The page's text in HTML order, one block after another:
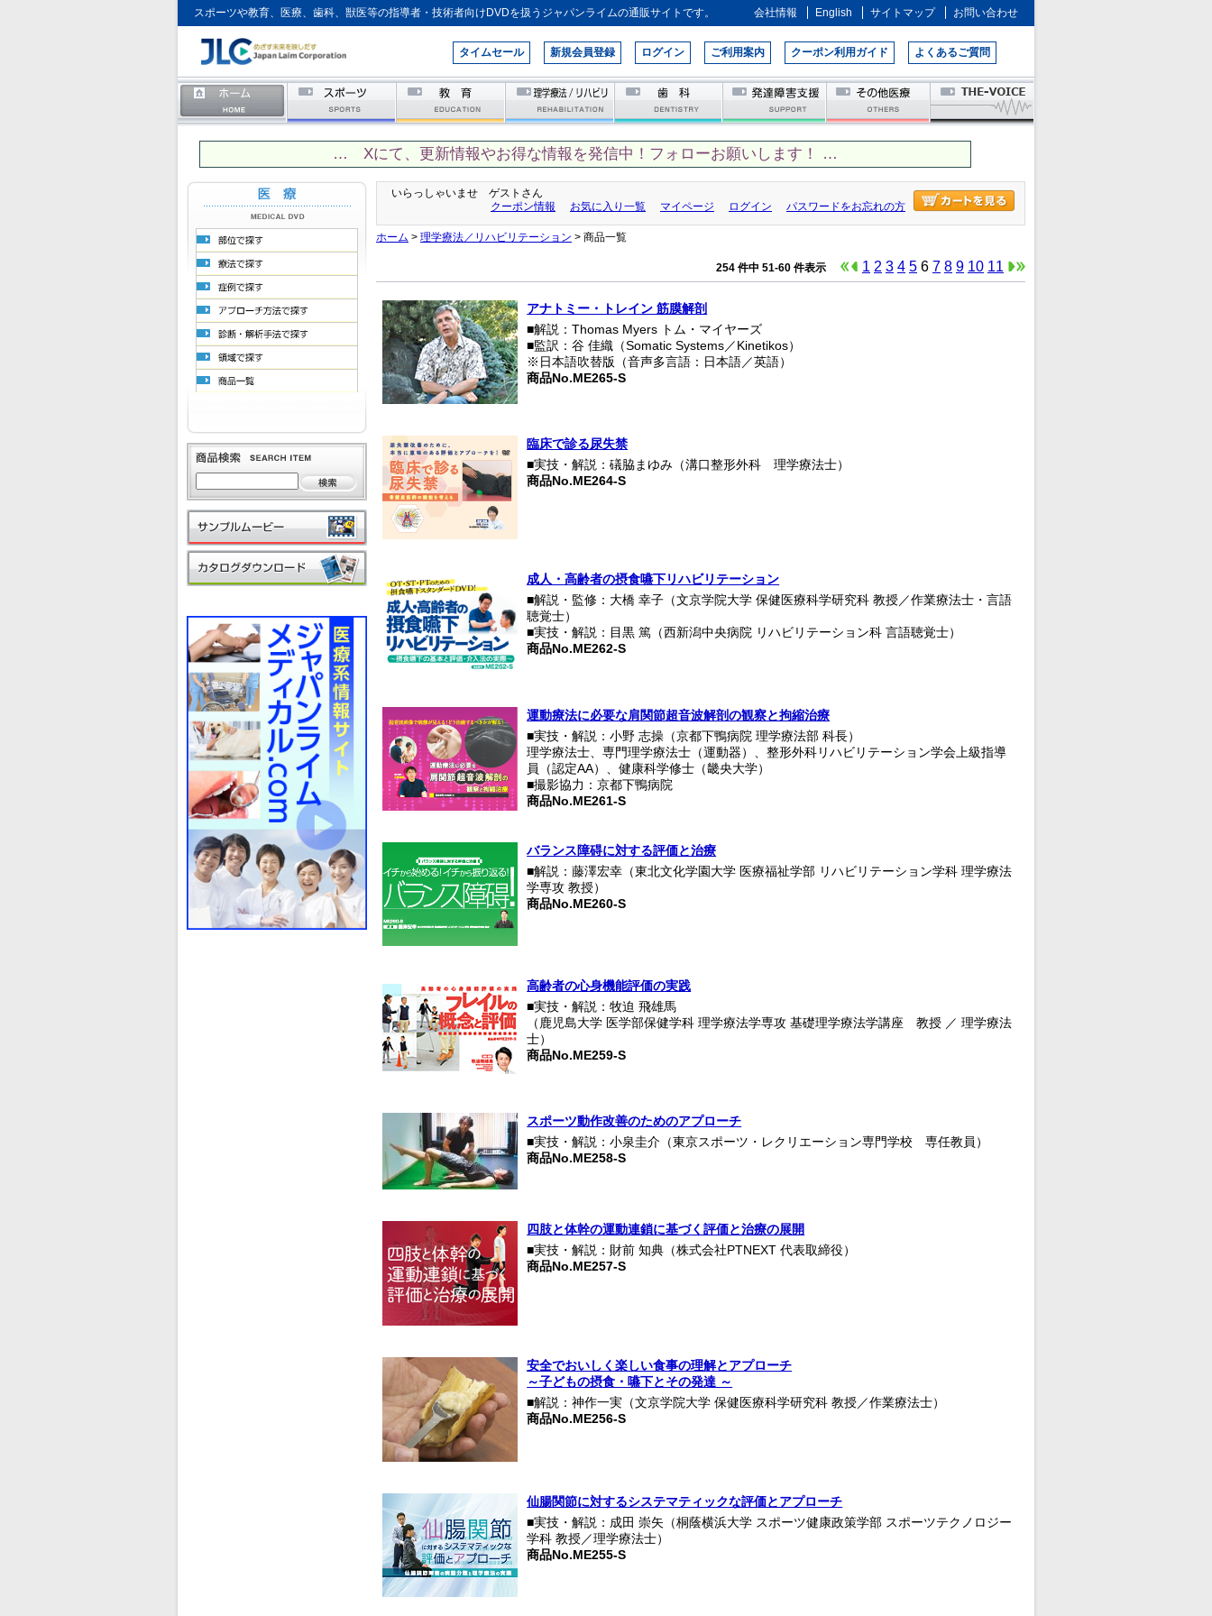
スポーツや教育、医療、歯科、獣医等の指導者・技術者向けDVDを扱うジャパンライムの通販サイトです。 会社情報 English サイトマップ お問い合わせ
タイムセール 新規会員登録 ログイン ご利用案内 クーポン利用ガイド よくあるご質問
… Xにて、更新情報やお得な情報を発信中！フォローお願いします！ …
いらっしゃいませ ゲストさん
クーポン情報
お気に入り一覧 マイページ ログイン パスワードをお忘れの方
ホーム > 理学療法／リハビリテーション > 商品一覧
254 件中 51-60 件表示 1 2 3 4 5 6 7 8 9 10 11
アナトミー・トレイン 筋膜解剖
■解説：Thomas Myers トム・マイヤーズ
■監訳：谷 佳織（Somatic Systems／Kinetikos）
※日本語吹替版（音声多言語：日本語／英語）
商品No.ME265-S
臨床で診る尿失禁
■実技・解説：礒脇まゆみ（溝口整形外科 理学療法士）
商品No.ME264-S
成人・高齢者の摂食嚥下リハビリテーション
■解説・監修：大橋 幸子（文京学院大学 保健医療科学研究科 教授／作業療法士・言語
聴覚士）
■実技・解説：目黒 篤（西新潟中央病院 リハビリテーション科 言語聴覚士）
商品No.ME262-S
運動療法に必要な肩関節超音波解剖の観察と拘縮治療
■実技・解説：小野 志操（京都下鴨病院 理学療法部 科長）
理学療法士、専門理学療法士（運動器）、整形外科リハビリテーション学会上級指導
員（認定AA）、健康科学修士（畿央大学）
■撮影協力：京都下鴨病院
商品No.ME261-S
バランス障碍に対する評価と治療
■解説：藤澤宏幸（東北文化学園大学 医療福祉学部 リハビリテーション学科 理学療法
学専攻 教授）
商品No.ME260-S
高齢者の心身機能評価の実践
■実技・解説：牧迫 飛雄馬
（鹿児島大学 医学部保健学科 理学療法学専攻 基礎理学療法学講座 教授 ／ 理学療法
士）
商品No.ME259-S
スポーツ動作改善のためのアプローチ
■実技・解説：小泉圭介（東京スポーツ・レクリエーション専門学校 専任教員）
商品No.ME258-S
四肢と体幹の運動連鎖に基づく評価と治療の展開
■実技・解説：財前 知典（株式会社PTNEXT 代表取締役）
商品No.ME257-S
安全でおいしく楽しい食事の理解とアプローチ
～子どもの摂食・嚥下とその発達 ～
■解説：神作一実（文京学院大学 保健医療科学研究科 教授／作業療法士）
商品No.ME256-S
仙腸関節に対するシステマティックな評価とアプローチ
■実技・解説：成田 崇矢（桐蔭横浜大学 スポーツ健康政策学部 スポーツテクノロジー
学科 教授／理学療法士）
商品No.ME255-S